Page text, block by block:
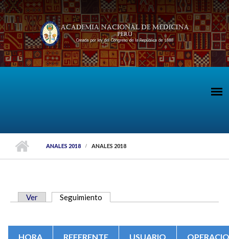
Pasar al contenido principal
ANALES 2018 ANALES 2018
Ver Seguimiento
HORA REFERENTE USUARIO